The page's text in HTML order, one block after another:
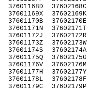
37601168D
37601169X
37601170B
37601171N
37601172J
37601173Z
37601174S
37601175Q
37601176V
37601177H
37601178L
37601179C
37602168C
37602169K
37602170E
37602171T
37602172R
37602173W
37602174A
37602175G
37602176M
37602177Y
37602178F
37602179P